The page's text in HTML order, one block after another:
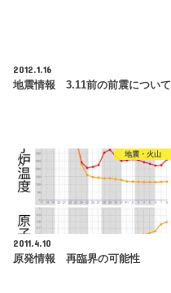
2012.1.16
地震情報 3.11前の前震について
地震・火山
2011.4.10
原発情報 再臨界の可能性